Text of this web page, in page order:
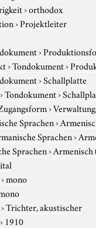
›orthodox
›Projektleiter
›
›Tondokument›
›Schallplatte
›Tondokument›
›
Sprachen›
Sprachen›
Sprachen›Armenisch
›mono
›Trichter, akustischer
› 1910